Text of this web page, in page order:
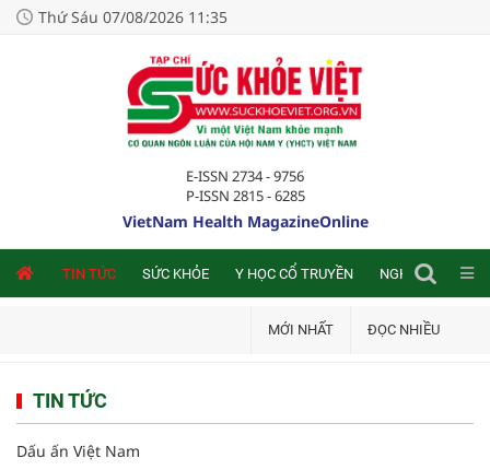
Thứ Sáu 07/08/2026 11:35
E-ISSN 2734 - 9756
P-ISSN 2815 - 6285
VietNam Health MagazineOnline
TIN TỨC SỨC KHỎE Y HỌC CỔ TRUYỀN NGHIÊN CỨU
MỚI NHẤT ĐỌC NHIỀU
TIN TỨC
Dấu ấn Việt Nam